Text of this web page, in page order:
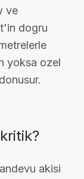
ve
dogru
yoksa ozel
akisi